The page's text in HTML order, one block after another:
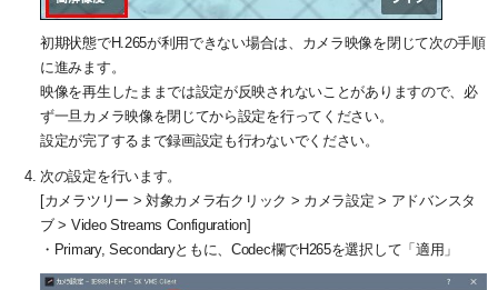
初期状態でH.265が利用できない場合は、カメラ映像を閉じて次の手順
に進みます。
映像を再生したままでは設定が反映されないことがありますので、必
ず一旦カメラ映像を閉じてから設定を行ってください。
設定が完了するまで録画設定も行わないでください。
次の設定を行います。
[カメラツリー > 対象カメラ右クリック > カメラ設定 > アドバンスタ
ブ > Video Streams Configuration]
・Primary, Secondaryともに、Codec欄でH265を選択して「適用」